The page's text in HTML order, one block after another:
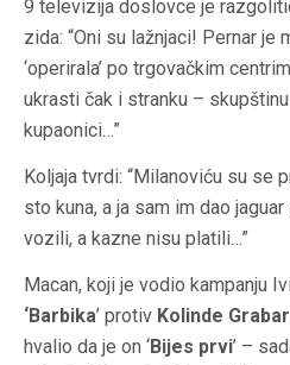
9 televizija doslovce je
zida: “Oni su lažnjaci! Pernar je
‘operirala’ po trgovačkim
ukrasti čak i stranku –
kupaonici…”
Koljaja tvrdi: “Milanoviću su se
sto kuna, a ja sam im dao
vozili, a kazne nisu platili…”
Macan, koji je vodio kampanju
‘Barbika’ protiv Kolinde
hvalio da je on ‘Bijes prvi’ –